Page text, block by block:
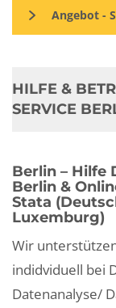
Angebot -
HILFE &
SERVICE
Berlin – Hilfe
Berlin &
Stata
Luxemburg)
Wir
indidviduell bei
Datenanalyse/